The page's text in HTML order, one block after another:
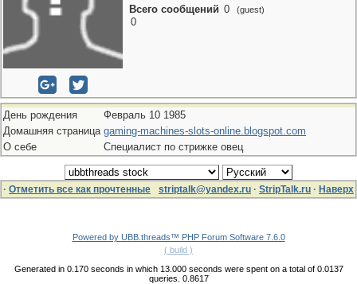
Всего сообщений 0 (guest)
0
День рождения
Февраль 10 1985
Домашняя страница gaming-machines-slots-online.blogspot.com
О себе
Специалист по стрижке овец
· Отметить все как прочтенные striptalk@yandex.ru · StripTalk.ru · Наверх
Powered by UBB.threads™ PHP Forum Software 7.6.0
( build )
Generated in 0.170 seconds in which 13.000 seconds were spent on a total of 0.0137
queries. 0.8617